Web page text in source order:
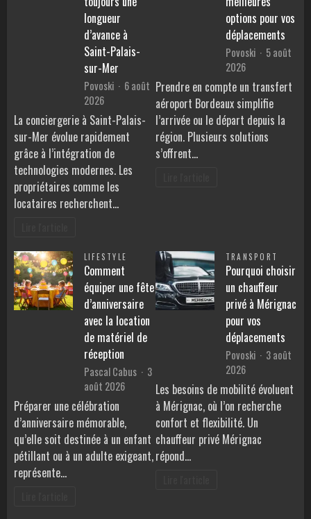
longueur
d’avance à
Saint-Palais-
sur-Mer
Povoski
6 août
2026
La conciergerie à Saint-Palais-
sur-Mer évolue rapidement
grâce à l’intégration de
technologies modernes. Les
propriétaires comme les
locataires recherchent…
options pour vos
déplacements
Povoski
5 août
2026
Prendre en compte un transfert
aéroport Bordeaux simplifie
l’arrivée ou le départ depuis la
région. Plusieurs solutions
s’offrent…
LIFESTYLE
Comment
équiper une fête
d’anniversaire
avec la location
de matériel de
réception
Pascal Cabus
3
août 2026
Préparer une célébration
d’anniversaire mémorable,
qu’elle soit destinée à un enfant
pétillant ou à un adulte exigeant,
représente…
TRANSPORT
Pourquoi choisir
un chauffeur
privé à Mérignac
pour vos
déplacements
Povoski
3 août
2026
Les besoins de mobilité évoluent
à Mérignac, où l’on recherche
confort et flexibilité. Un
chauffeur privé Mérignac
répond…